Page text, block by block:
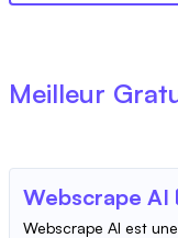
Meilleur
Webscrape AI
Webscrape AI est